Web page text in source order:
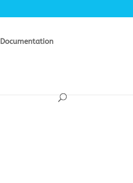
Documentation